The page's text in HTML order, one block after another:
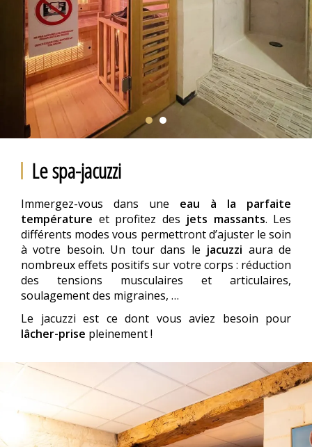
Le spa-jacuzzi
Immergez-vous dans une eau à la parfaite
température et profitez des jets massants. Les
différents modes vous permettront d’ajuster le soin
à votre besoin. Un tour dans le jacuzzi aura de
nombreux effets positifs sur votre corps : réduction
des tensions musculaires et articulaires,
soulagement des migraines, …
Le jacuzzi est ce dont vous aviez besoin pour
lâcher-prise pleinement !